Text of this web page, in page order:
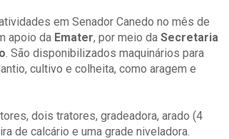
em Senador Canedo no mês de
apoio da Emater, por meio da Secretaria
. São disponibilizados maquinários para
cultivo e colheita, como aragem e
dois tratores, gradeadora, arado (4
de calcário e uma grade niveladora.